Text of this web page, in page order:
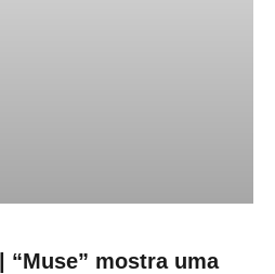
“Muse” mostra uma